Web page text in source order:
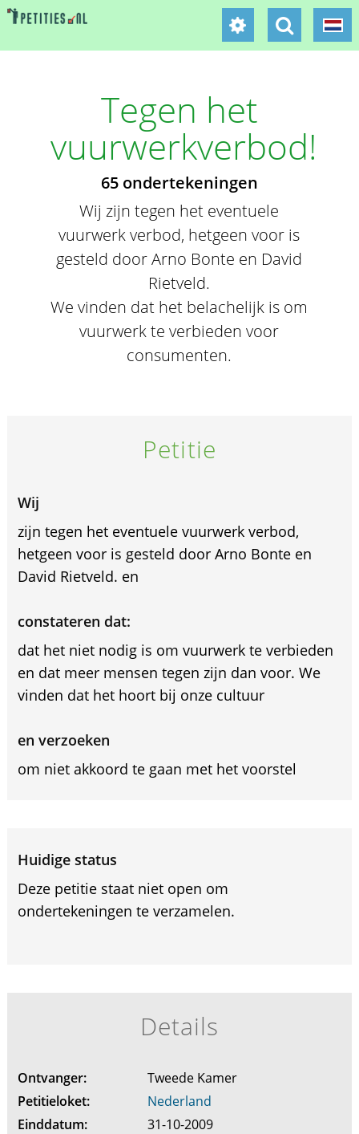
Tegen het
vuurwerkverbod!
65 ondertekeningen
Wij zijn tegen het eventuele
vuurwerk verbod, hetgeen voor is
gesteld door Arno Bonte en David
Rietveld.
We vinden dat het belachelijk is om
vuurwerk te verbieden voor
consumenten.
Petitie
Wij
zijn tegen het eventuele vuurwerk verbod,
hetgeen voor is gesteld door Arno Bonte en
David Rietveld. en
constateren dat:
dat het niet nodig is om vuurwerk te verbieden
en dat meer mensen tegen zijn dan voor. We
vinden dat het hoort bij onze cultuur
en verzoeken
om niet akkoord te gaan met het voorstel
Huidige status
Deze petitie staat niet open om
ondertekeningen te verzamelen.
Details
Ontvanger:
Tweede Kamer
Petitieloket:
Nederland
Einddatum:
31-10-2009